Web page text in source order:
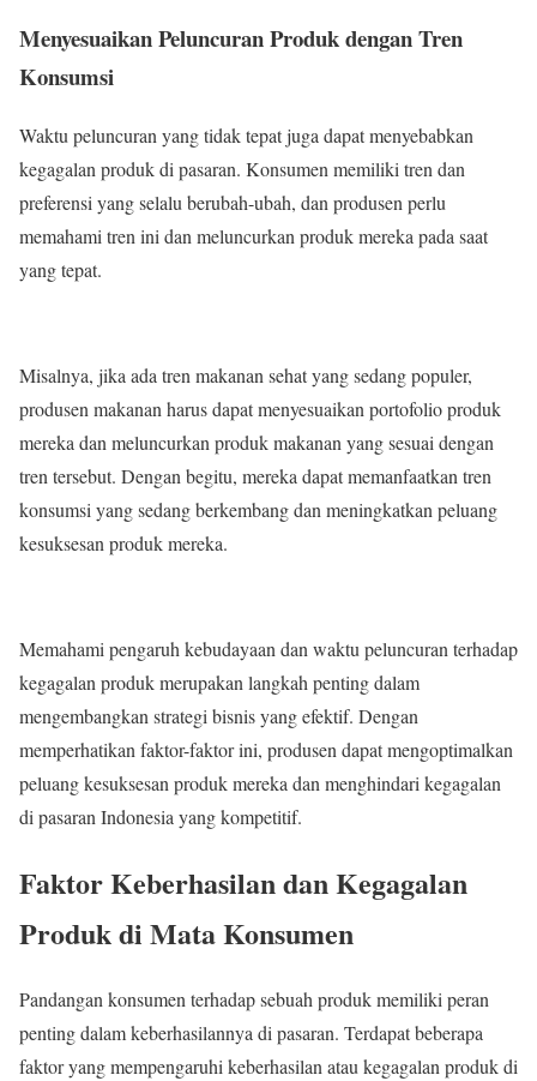
Menyesuaikan Peluncuran Produk dengan Tren
Konsumsi
Waktu peluncuran yang tidak tepat juga dapat menyebabkan
kegagalan produk di pasaran. Konsumen memiliki tren dan
preferensi yang selalu berubah-ubah, dan produsen perlu
memahami tren ini dan meluncurkan produk mereka pada saat
yang tepat.
Misalnya, jika ada tren makanan sehat yang sedang populer,
produsen makanan harus dapat menyesuaikan portofolio produk
mereka dan meluncurkan produk makanan yang sesuai dengan
tren tersebut. Dengan begitu, mereka dapat memanfaatkan tren
konsumsi yang sedang berkembang dan meningkatkan peluang
kesuksesan produk mereka.
Memahami pengaruh kebudayaan dan waktu peluncuran terhadap
kegagalan produk merupakan langkah penting dalam
mengembangkan strategi bisnis yang efektif. Dengan
memperhatikan faktor-faktor ini, produsen dapat mengoptimalkan
peluang kesuksesan produk mereka dan menghindari kegagalan
di pasaran Indonesia yang kompetitif.
Faktor Keberhasilan dan Kegagalan
Produk di Mata Konsumen
Pandangan konsumen terhadap sebuah produk memiliki peran
penting dalam keberhasilannya di pasaran. Terdapat beberapa
faktor yang mempengaruhi keberhasilan atau kegagalan produk di